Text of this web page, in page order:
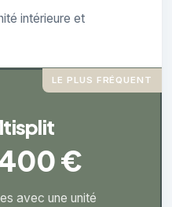
intérieure et
LE PLUS FRÉQUENT
€
avec une unité